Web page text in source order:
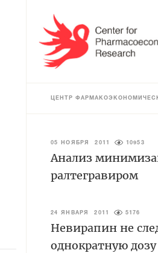
ЦЕНТР
05 НОЯБРЯ 2011 10953
Анализ
ралтегравиром
24 ЯНВАРЯ 2011 5176
Невирапин не
однократную